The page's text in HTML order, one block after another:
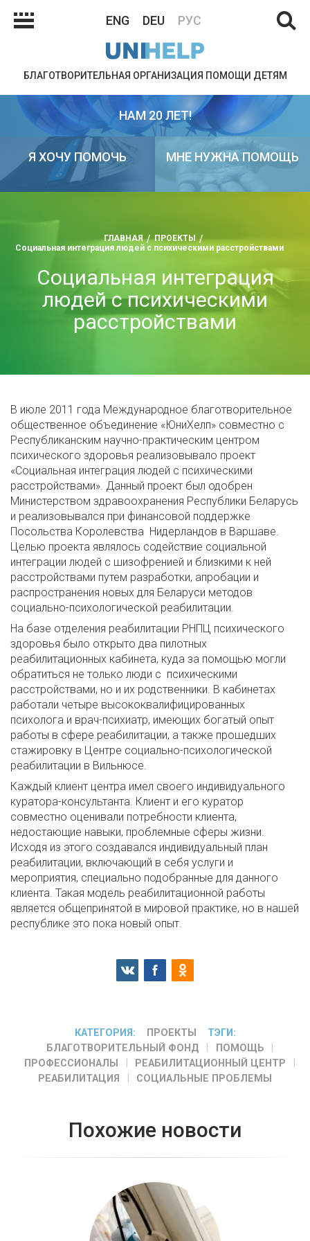
ENG DEU РУС
БЛАГОТВОРИТЕЛЬНАЯ ОРГАНИЗАЦИЯ ПОМОЩИ ДЕТЯМ
НАМ 20 ЛЕТ!
Я ХОЧУ ПОМОЧЬ МНЕ НУЖНА ПОМОЩЬ
ГЛАВНАЯ
ПРОЕКТЫ
Социальная интеграция людей с психическими расстройствами
Социальная интеграция
людей с психическими
расстройствами
В июле 2011 года Международное благотворительное
общественное объединение «ЮниХелп» совместно с
Республиканским научно-практическим центром
психического здоровья реализовывало проект
«Социальная интеграция людей с психическими
расстройствами». Данный проект был одобрен
Министерством здравоохранения Республики Беларусь
и реализовывался при финансовой поддержке
Посольства Королевства Нидерландов в Варшаве.
Целью проекта являлось содействие социальной
интеграции людей с шизофренией и близкими к ней
расстройствами путем разработки, апробации и
распространения новых для Беларуси методов
социально-психологической реабилитации.
На базе отделения реабилитации РНПЦ психического
здоровья было открыто два пилотных
реабилитационных кабинета, куда за помощью могли
обратиться не только люди с психическими
расстройствами, но и их родственники. В кабинетах
работали четыре высококвалифицированных
психолога и врач-психиатр, имеющих богатый опыт
работы в сфере реабилитации, а также прошедших
стажировку в Центре социально-психологической
реабилитации в Вильнюсе.
Каждый клиент центра имел своего индивидуального
куратора-консультанта. Клиент и его куратор
совместно оценивали потребности клиента,
недостающие навыки, проблемные сферы жизни.
Исходя из этого создавался индивидуальный план
реабилитации, включающий в себя услуги и
мероприятия, специально подобранные для данного
клиента. Такая модель реабилитационной работы
является общепринятой в мировой практике, но в нашей
республике это пока новый опыт.
КАТЕГОРИЯ: ПРОЕКТЫ
ТЭГИ:
БЛАГОТВОРИТЕЛЬНЫЙ ФОНД
ПОМОЩЬ
ПРОФЕССИОНАЛЫ
РЕАБИЛИТАЦИОННЫЙ ЦЕНТР
РЕАБИЛИТАЦИЯ
СОЦИАЛЬНЫЕ ПРОБЛЕМЫ
Похожие новости